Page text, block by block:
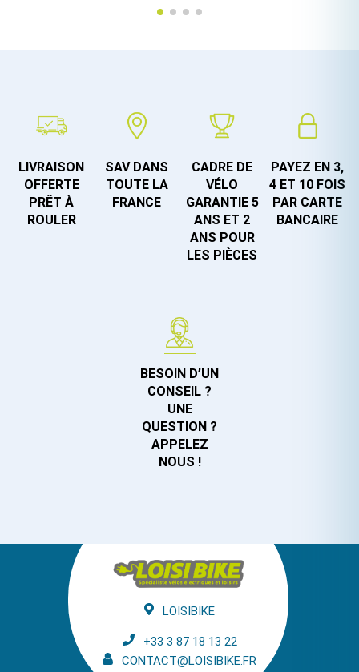
LIVRAISON
OFFERTE
PRÊT À
ROULER
SAV DANS
TOUTE LA
FRANCE
CADRE DE
VÉLO
GARANTIE 5
ANS ET 2
ANS POUR
LES PIÈCES
PAYEZ EN 3,
4 ET 10 FOIS
PAR CARTE
BANCAIRE
BESOIN D’UN
CONSEIL ?
UNE
QUESTION ?
APPELEZ
NOUS !
LOISIBIKE
+33 3 87 18 13 22
CONTACT@LOISIBIKE.FR